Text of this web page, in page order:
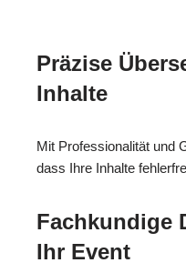
Präzise
Inhalte
Mit Professionalität und
dass Ihre Inhalte
Fachkundige
Ihr Event